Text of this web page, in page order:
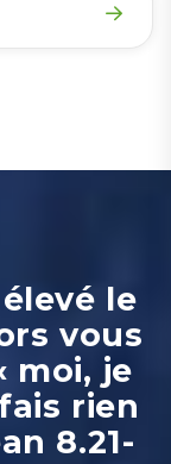
le
vous
moi, je
rien
8.21-